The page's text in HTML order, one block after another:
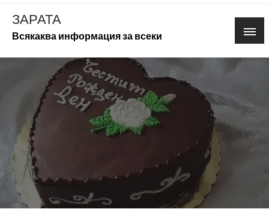
Skip
content
ЗАРАТА
Всякаква информация за всеки